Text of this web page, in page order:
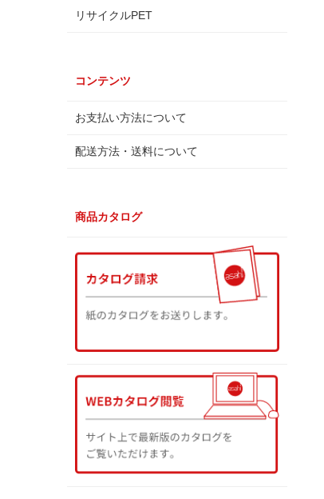
リサイクルPET
コンテンツ
お支払い方法について
配送方法・送料について
商品カタログ